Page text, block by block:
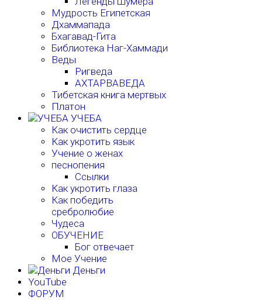
Мудрость Египетская
Дхаммапада
Бхагавад-Гита
Библиотека Наг-Хаммади
Веды
Ригведа
АХТАРВАВЕДА
Тибетская книга мертвых
Платон
УЧЕБА
Как очистить сердце
Как укротить язык
Учение о женах
песнопения
Ссылки
Как укротить глаза
Как победить
сребролюбие
Чудеса
ОБУЧЕНИЕ
Бог отвечает
Мое Учение
Деньги
YouTube
ФОРУМ